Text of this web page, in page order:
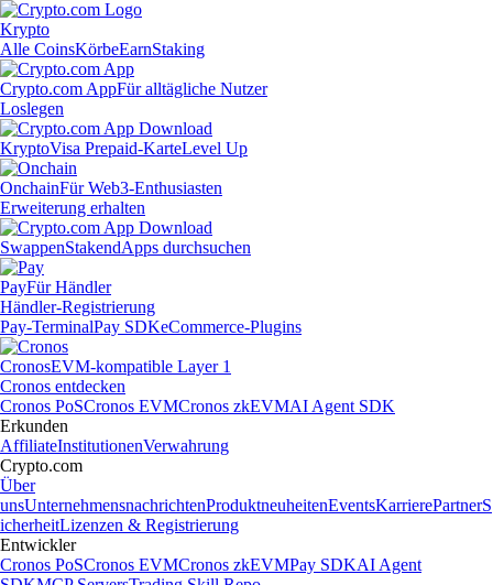
Krypto
Alle CoinsKörbeEarnStaking
Crypto.com AppFür alltägliche Nutzer
Loslegen
KryptoVisa Prepaid-KarteLevel Up
OnchainFür Web3-Enthusiasten
Erweiterung erhalten
SwappenStakendApps durchsuchen
PayFür Händler
Händler-Registrierung
Pay-TerminalPay SDKeCommerce-Plugins
CronosEVM-kompatible Layer 1
Cronos entdecken
Cronos PoSCronos EVMCronos zkEVMAI Agent SDK
Erkunden
AffiliateInstitutionenVerwahrung
Crypto.com
Über
unsUnternehmensnachrichtenProduktneuheitenEventsKarrierePartnerS
icherheitLizenzen & Registrierung
Entwickler
Cronos PoSCronos EVMCronos zkEVMPay SDKAI Agent